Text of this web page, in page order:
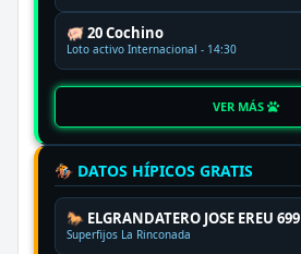
🐖 20 Cochino
Loto activo Internacional - 14:30
VER MÁS
🏇 DATOS HÍPICOS GRATIS
🐎 ELGRANDATERO JOSE EREU 699
Superfijos La Rinconada